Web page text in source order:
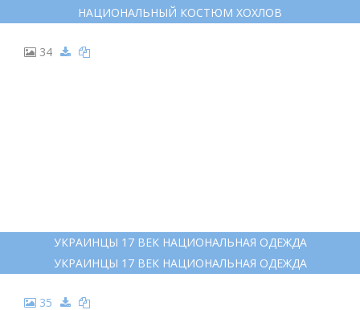
НАЦИОНАЛЬНЫЙ КОСТЮМ ХОХЛОВ
34
УКРАИНЦЫ 17 ВЕК НАЦИОНАЛЬНАЯ ОДЕЖДА
УКРАИНЦЫ 17 ВЕК НАЦИОНАЛЬНАЯ ОДЕЖДА
35